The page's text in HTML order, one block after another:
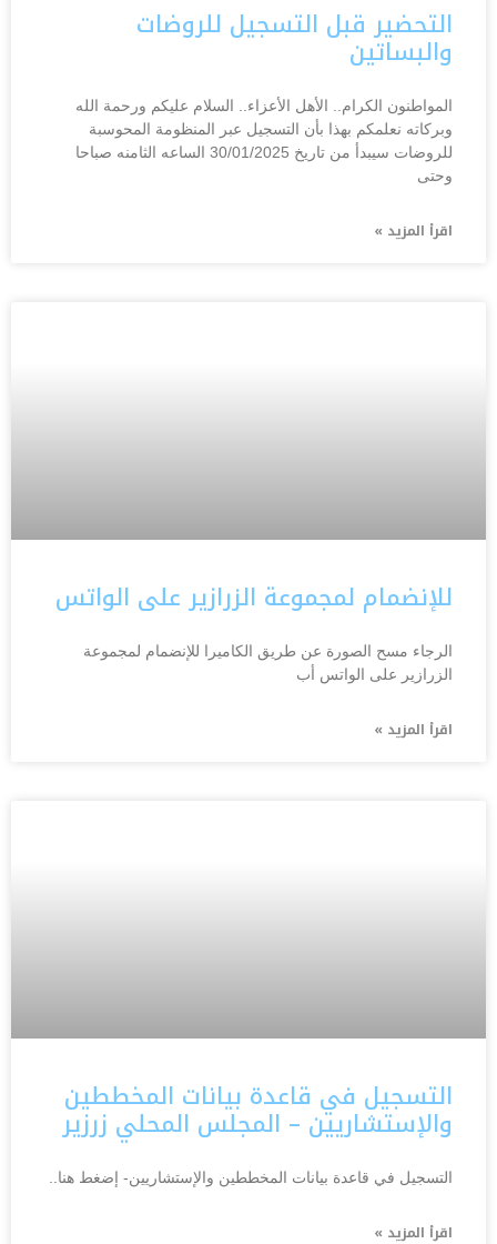
التحضير قبل التسجيل للروضات
والبساتين
المواطنون الكرام.. الأهل الأعزاء.. السلام عليكم ورحمة الله
وبركاته نعلمكم بهذا بأن التسجيل عبر المنظومة المحوسبة
للروضات سيبدأ من تاريخ 30/01/2025 الساعه الثامنه صباحا
وحتى
اقرأ المزيد »
للإنضمام لمجموعة الزرازير على الواتس
الرجاء مسح الصورة عن طريق الكاميرا للإنضمام لمجموعة
الزرازير على الواتس أب
اقرأ المزيد »
التسجيل في قاعدة بيانات المخططين
والإستشاريين – المجلس المحلي زرزير
التسجيل في قاعدة بيانات المخططين والإستشاريين- إضغط هنا..
اقرأ المزيد »